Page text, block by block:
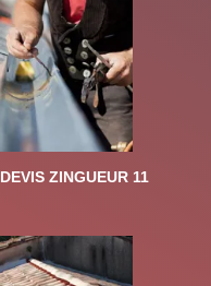
DEVIS ZINGUEUR 11